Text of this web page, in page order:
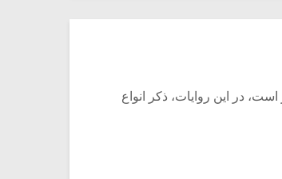
در این روایات، ذکر انواع